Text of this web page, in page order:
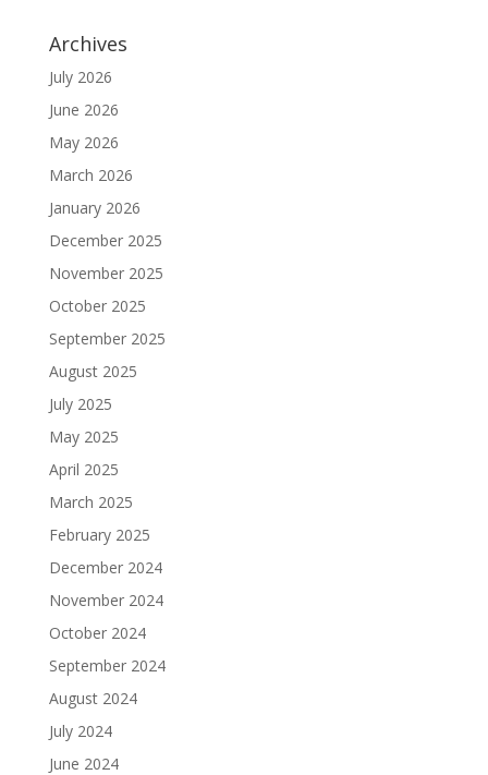
Archives
July 2026
June 2026
May 2026
March 2026
January 2026
December 2025
November 2025
October 2025
September 2025
August 2025
July 2025
May 2025
April 2025
March 2025
February 2025
December 2024
November 2024
October 2024
September 2024
August 2024
July 2024
June 2024